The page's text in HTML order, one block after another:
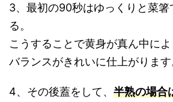
3、最初の90秒はゆっくりと菜
る。
こうすることで黄身が真ん中に
バランスがきれいに仕上がります
4、その後蓋をして、 半熟の場合